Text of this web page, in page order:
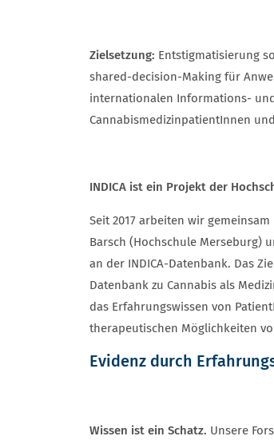
Zielsetzung: Entstigmatisierung
shared-decision-Making für
internationalen Informations-
CannabismedizinpatientInnen
INDICA ist ein Projekt der
Seit 2017 arbeiten wir
Barsch (Hochschule Merseburg)
an der INDICA-Datenbank. Das
Datenbank zu Cannabis als
das Erfahrungswissen von
therapeutischen Möglichkeiten
Evidenz durch
Wissen ist ein Schatz. Unsere